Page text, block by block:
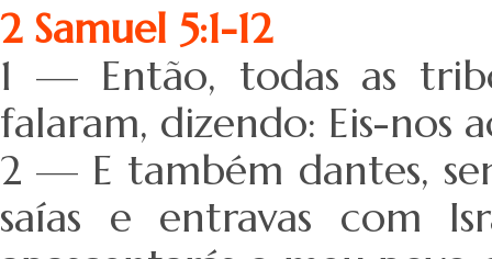
2 Samuel 5:1-12
1 — Então, todas as
falaram, dizendo: Eis-nos
2 — E também dantes,
saías e entravas com